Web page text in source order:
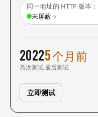
同一地址的 HTTP 版本：
未屏蔽→
2022
首次测试
5 个月前
最后测试
立即测试